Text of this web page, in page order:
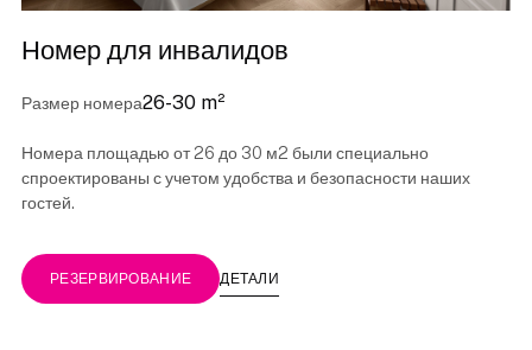
Номер для инвалидов
Размер номера26-30 m²
Номера площадью от 26 до 30 м2 были специально
спроектированы с учетом удобства и безопасности наших
гостей.
РЕЗЕРВИРОВАНИЕ ДЕТАЛИ